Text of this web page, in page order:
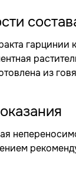
из